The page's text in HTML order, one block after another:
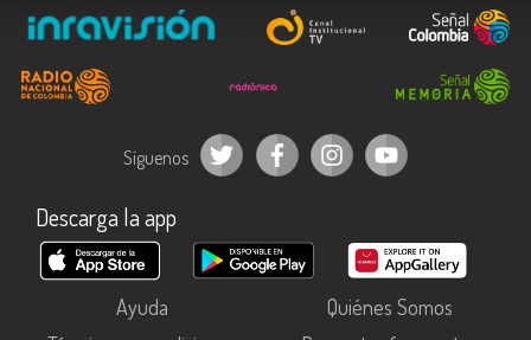
Síguenos
Descarga la app
Ayuda
Quiénes Somos